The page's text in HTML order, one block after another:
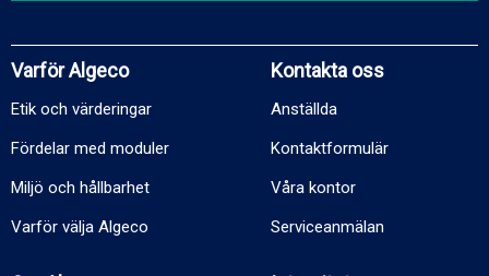
Varför Algeco
Etik och värderingar
Fördelar med moduler
Miljö och hållbarhet
Varför välja Algeco
Kontakta oss
Anställda
Kontaktformulär
Våra kontor
Serviceanmälan